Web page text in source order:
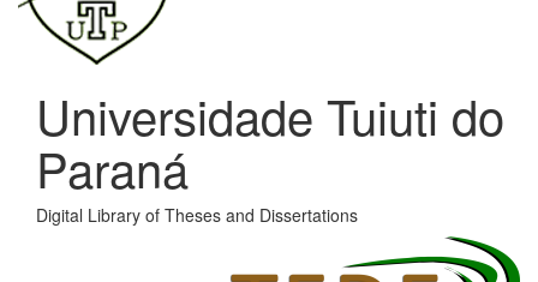
Universidade Tuiuti do
Paraná
Digital Library of Theses and Dissertations